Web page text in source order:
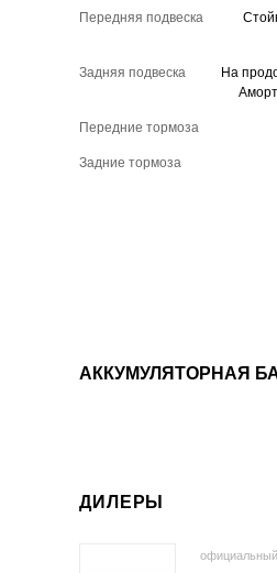
Передняя подвеска
Задняя подвеска
На
Передние тормоза
Задние тормоза
АККУМУЛЯТОРНАЯ
ДИЛЕРЫ